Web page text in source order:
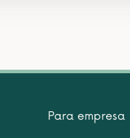
Para empresa